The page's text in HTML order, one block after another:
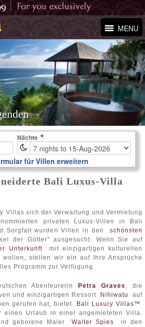
MENU
Nächte
für Villen erweitern
Bali Luxus-Villa
Villas sich der Verwaltung und Vermietung
privaten Luxus-Villen in Bali
Sorgfalt wurden Villen in den schönsten
der Götter" ausgesucht. Wenn Sie auf
Unterkunftmit einzigartigen kulturellen
stellen wir ein auf Ihre Ansprüche
Programm zur Verfügung.
Abenteurerin Petra Graves , die
und einzigartigen Ressort
Nihiwatu
auf
gerufen hat, bietet
Bali Luxury Villas™
einen Urlaub in einer angemieteten Villa.
geborene MalerWalter Spies in den